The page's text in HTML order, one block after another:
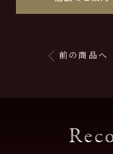
前の商品へ